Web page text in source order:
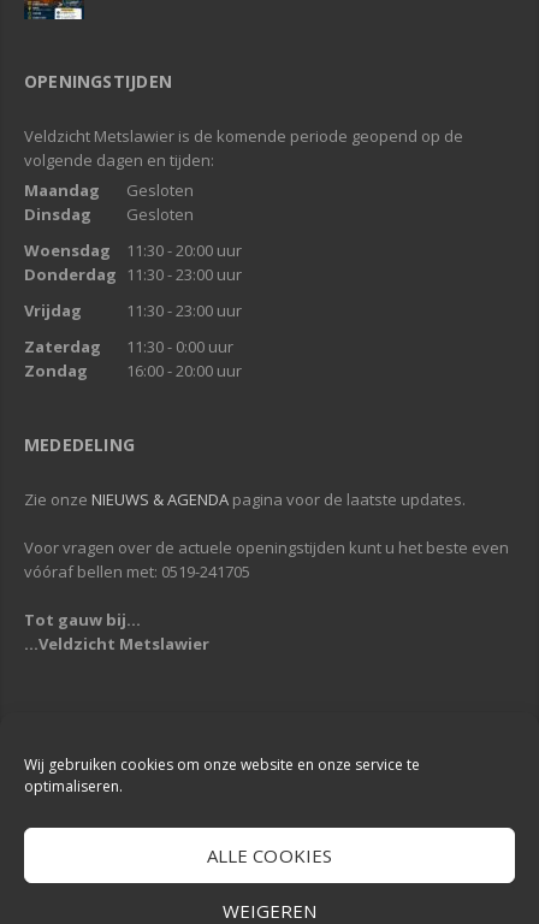
Wij gebruiken cookies om onze website en onze service te
optimaliseren.
ALLE COOKIES
WEIGEREN
OPENINGSTIJDEN
Veldzicht Metslawier is de komende periode geopend op de
volgende dagen en tijden:
Maandag
Gesloten
Dinsdag
Gesloten
Woensdag
11:30 - 20:00 uur
Donderdag
11:30 - 23:00 uur
Vrijdag
11:30 - 23:00 uur
Zaterdag
11:30 - 0:00 uur
Zondag
16:00 - 20:00 uur
MEDEDELING
Zie onze NIEUWS & AGENDA pagina voor de laatste updates.
Voor vragen over de actuele openingstijden kunt u het beste even
vóóraf bellen met: 0519-241705
Tot gauw bij...
...Veldzicht Metslawier
| Webdesign & Development -DigiReus